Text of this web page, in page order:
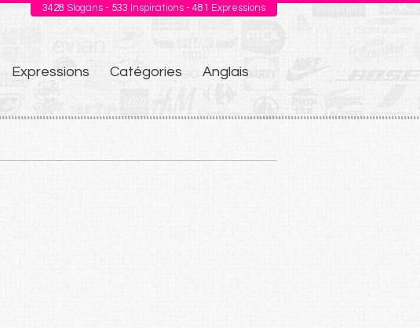
3428 Slogans - 533 Inspirations - 481 Expressions
Expressions Catégories Anglais